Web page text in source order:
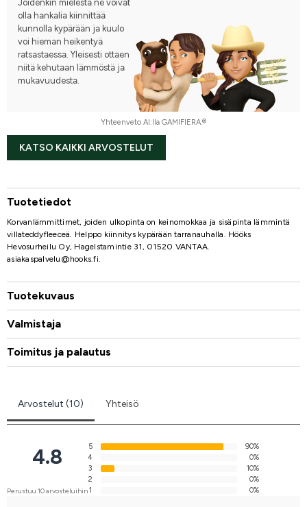
Joidenkin mielestä ne voivat
olla hankalia kiinnittää
kunnolla kypärään ja kuulo
voi hieman heikentyä
ratsastaessa. Yleisesti ottaen
niitä kehutaan lämmöstä ja
mukavuudesta.
Yhteenveto AI:lla GAMIFIERA.®
KATSO KAIKKI ARVOSTELUT
Tuotetiedot
Korvanlämmittimet, joiden ulkopinta on keinomokkaa ja sisäpinta lämmintä
villateddyfleeceä. Helppo kiinnitys kypärään tarranauhalla. Hööks
Hevosurheilu Oy, Hagelstamintie 31, 01520 VANTAA.
asiakaspalvelu@hooks.fi.
Tuotekuvaus
Valmistaja
Toimitus ja palautus
Arvostelut (10) Yhteisö
4.8
Perustuu 10 arvosteluihin
5
90%
4
0%
3
10%
2
0%
1
0%